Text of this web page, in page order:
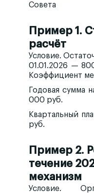
Совета
Пример 1.
расчёт
Условие.
01.01.2026 —
Коэффициент
Годовая сумма
000 руб.
Квартальный
руб.
Пример 2.
течение
механизм
Условие.